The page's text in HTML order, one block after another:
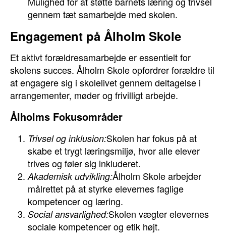
gennem tæt samarbejde med skolen.
Engagement på Ålholm Skole
Et aktivt forældresamarbejde er essentielt for
skolens succes. Ålholm Skole opfordrer forældre til
at engagere sig i skolelivet gennem deltagelse i
arrangementer, møder og frivilligt arbejde.
Ålholms Fokusområder
Trivsel og inklusion:Skolen har fokus på at
skabe et trygt læringsmiljø, hvor alle elever
trives og føler sig inkluderet.
Akademisk udvikling:Ålholm Skole arbejder
målrettet på at styrke elevernes faglige
kompetencer og læring.
Social ansvarlighed:Skolen vægter elevernes
sociale kompetencer og etik højt.